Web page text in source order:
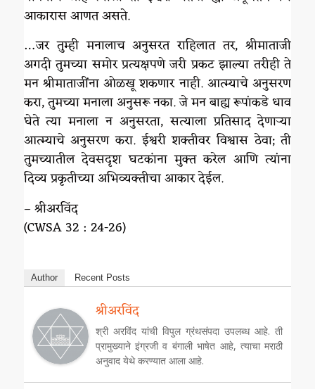
आकारास आणत असते.
…जर तुम्ही मनालाच अनुसरत राहिलात तर, श्रीमाताजी
अगदी तुमच्या समोर प्रत्यक्षपणे जरी प्रकट झाल्या तरीही ते
मन श्रीमाताजींना ओळखू शकणार नाही. आत्म्याचे अनुसरण
करा, तुमच्या मनाला अनुसरू नका. जे मन बाह्य रूपांकडे धाव
घेते त्या मनाला न अनुसरता, सत्याला प्रतिसाद देणाऱ्या
आत्म्याचे अनुसरण करा. ईश्वरी शक्तीवर विश्वास ठेवा; ती
तुमच्यातील देवसदृश घटकांना मुक्त करेल आणि त्यांना
दिव्य प्रकृतीच्या अभिव्यक्तीचा आकार देईल.
– श्रीअरविंद
(CWSA 32 : 24-26)
Author Recent Posts
श्रीअरविंद
श्री अरविंद यांची विपुल ग्रंथसंपदा उपलब्ध आहे. ती
प्रामुख्याने इंग्रजी व बंगाली भाषेत आहे, त्याचा मराठी
अनुवाद येथे करण्यात आला आहे.